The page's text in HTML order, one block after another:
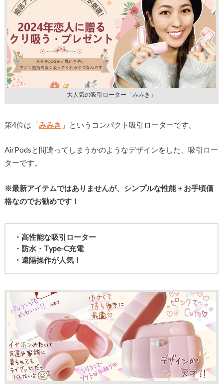
大人気の吸引ローター「みみき」
第4位は「みみき 」というコンパクト吸引ローターです。
AirPodsと間違ってしまうかのようなデザインをした、吸引ロー
ターです。
※最新アイテムではありませんが、シンプルな性能＋お手頃価
格なのでお勧めです！
・高性能な吸引ローター
・防水・Type-C充電
・遠隔操作が人気！